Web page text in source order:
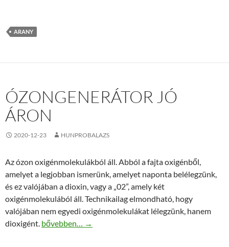
ARANY
ÓZONGENERÁTOR JÓ
ÁRON
2020-12-23 HUNPROBALAZS
Az ózon oxigénmolekulákból áll. Abból a fajta oxigénből,
amelyet a legjobban ismerünk, amelyet naponta belélegzünk,
és ez valójában a dioxin, vagy a „02”, amely két
oxigénmolekulából áll. Technikailag elmondható, hogy
valójában nem egyedi oxigénmolekulákat lélegzünk, hanem
dioxigént. Ózongenerátor jó áron
bővebben… →